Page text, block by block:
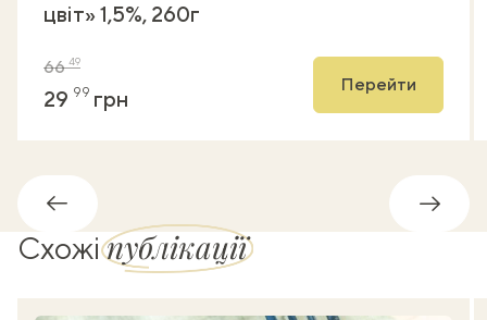
цвіт» 1,5%, 260г
6649
29 99 грн
Перейти
Назад
Схожіпублікації